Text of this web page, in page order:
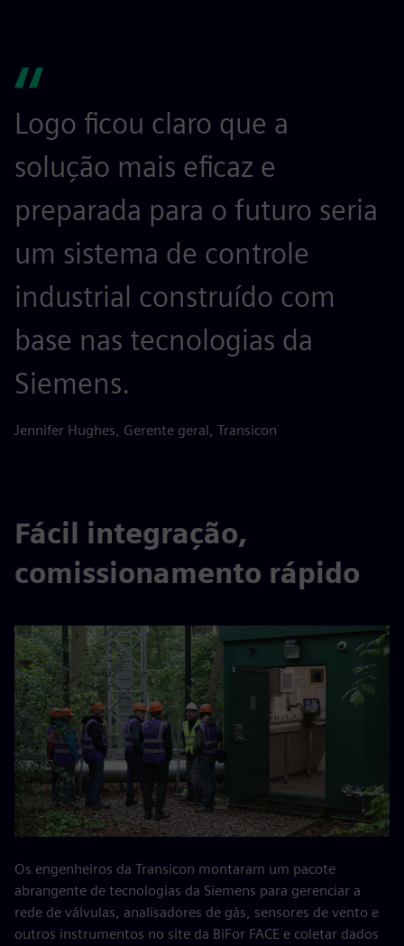
Logo ficou claro que a
solução mais eficaz e
preparada para o futuro seria
um sistema de controle
industrial construído com
base nas tecnologias da
Siemens.
Jennifer Hughes, Gerente geral, Transicon
Fácil integração,
comissionamento rápido
Os engenheiros da Transicon montaram um pacote
abrangente de tecnologias da Siemens para gerenciar a
rede de válvulas, analisadores de gás, sensores de vento e
outros instrumentos no site da BiFor FACE e coletar dados